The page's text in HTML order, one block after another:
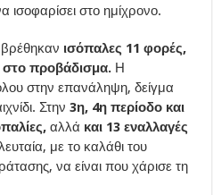
ισοφαρίσει στο ημίχρονο.
ισόπαλες 11 φορές,
στο προβάδισμα. Η
στην επανάληψη, δείγμα
Στην 3η, 4η περίοδο και
αλλά και 13 εναλλαγές
με το καλάθι του
να είναι που χάρισε τη